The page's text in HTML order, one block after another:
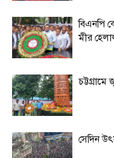
বিএনপি
মীর
চট্টগ্রামে
সেদিন